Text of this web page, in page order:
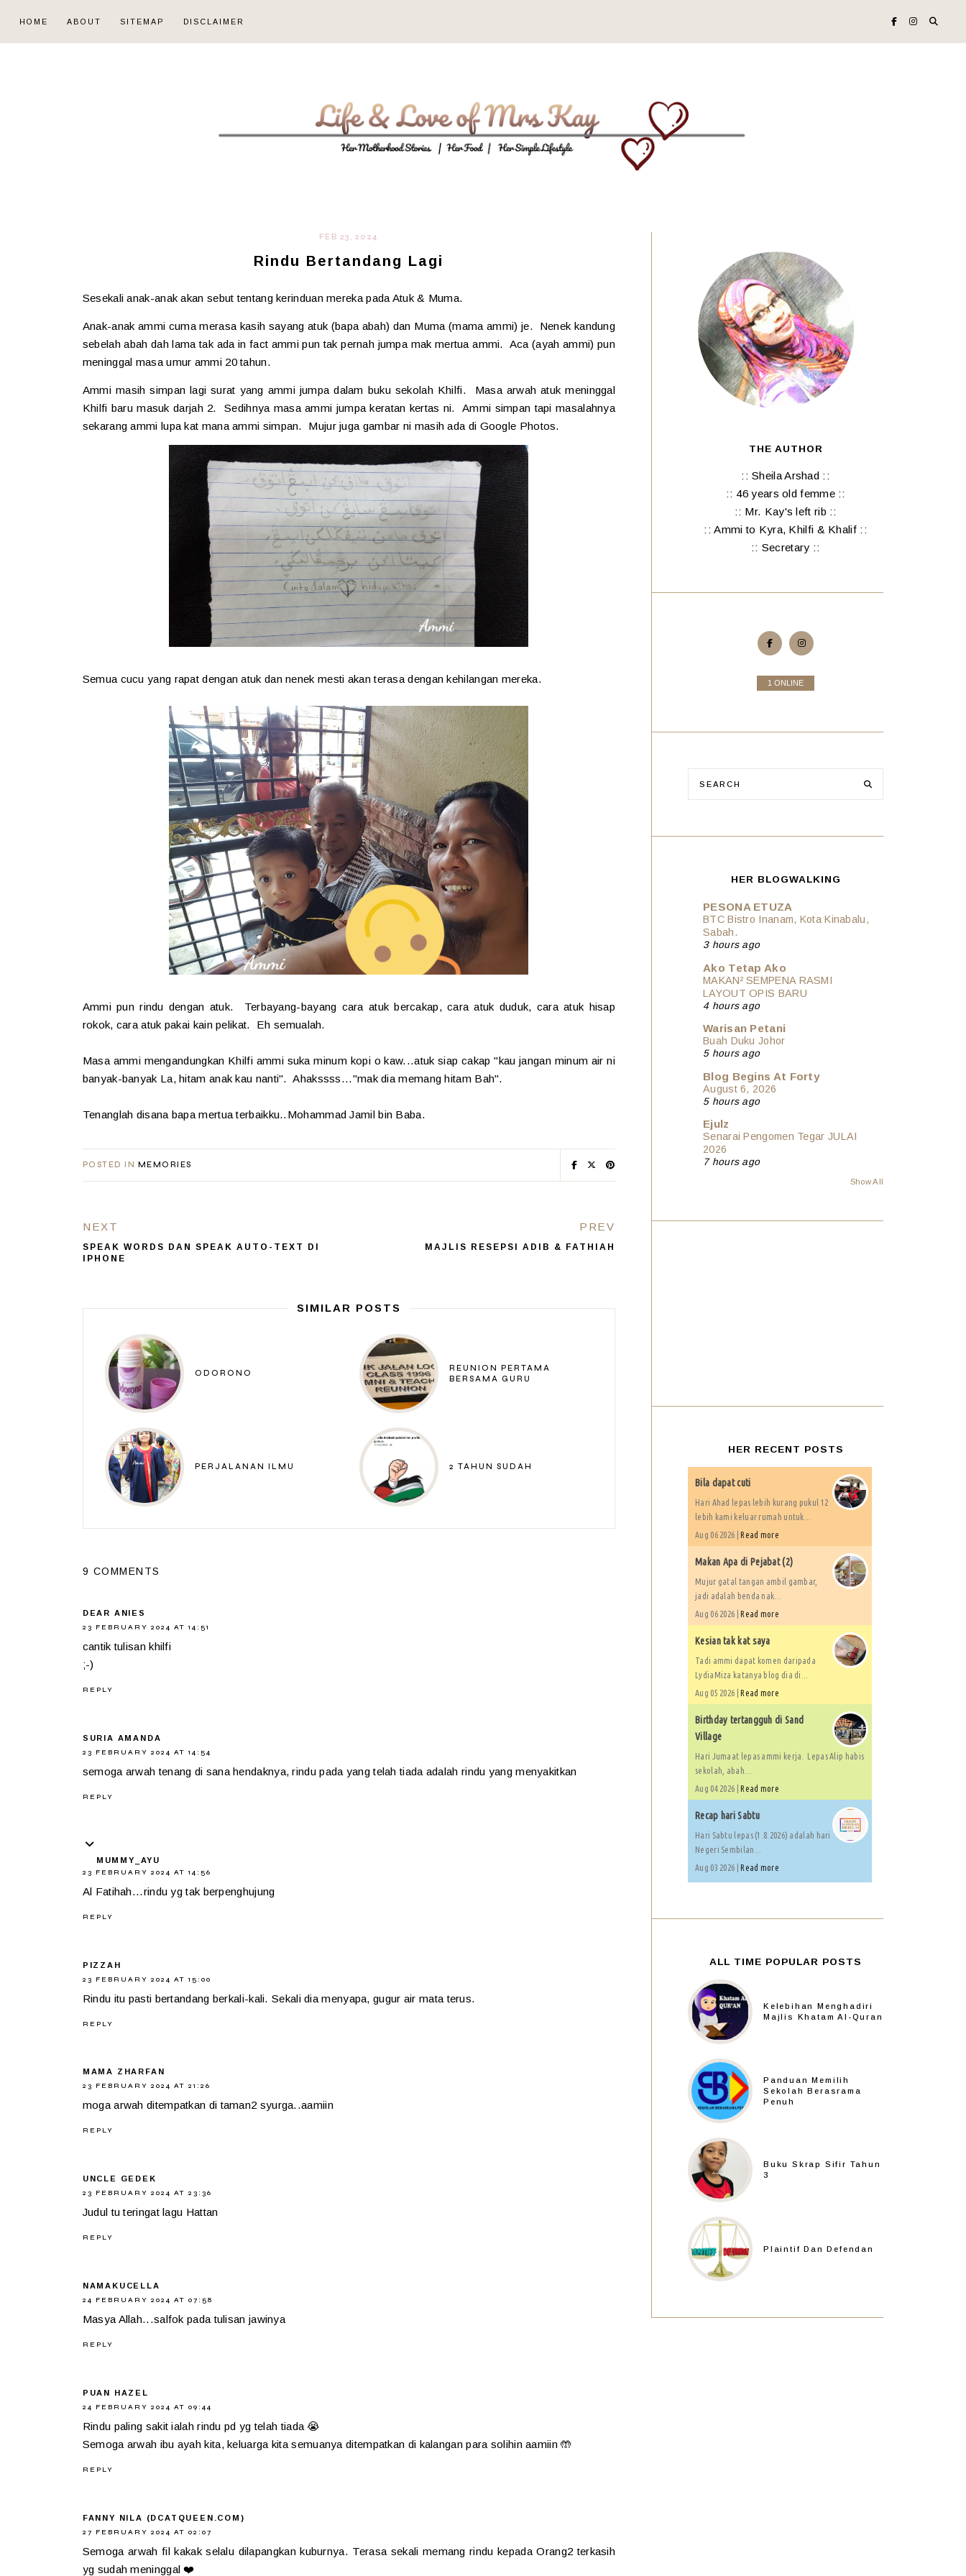
HOME ABOUT SITEMAP DISCLAIMER
FEB 23, 2024
Rindu Bertandang Lagi
Sesekali anak-anak akan sebut tentang kerinduan mereka pada Atuk & Muma.
Anak-anak ammi cuma merasa kasih sayang atuk (bapa abah) dan Muma (mama ammi) je. Nenek kandung
sebelah abah dah lama tak ada in fact ammi pun tak pernah jumpa mak mertua ammi. Aca (ayah ammi) pun
meninggal masa umur ammi 20 tahun.
Ammi masih simpan lagi surat yang ammi jumpa dalam buku sekolah Khilfi. Masa arwah atuk meninggal
Khilfi baru masuk darjah 2. Sedihnya masa ammi jumpa keratan kertas ni. Ammi simpan tapi masalahnya
sekarang ammi lupa kat mana ammi simpan. Mujur juga gambar ni masih ada di Google Photos.
Semua cucu yang rapat dengan atuk dan nenek mesti akan terasa dengan kehilangan mereka.
Ammi pun rindu dengan atuk. Terbayang-bayang cara atuk bercakap, cara atuk duduk, cara atuk hisap
rokok, cara atuk pakai kain pelikat. Eh semualah.
Masa ammi mengandungkan Khilfi ammi suka minum kopi o kaw...atuk siap cakap "kau jangan minum air ni
banyak-banyak La, hitam anak kau nanti". Ahakssss..."mak dia memang hitam Bah".
Tenanglah disana bapa mertua terbaikku..Mohammad Jamil bin Baba.
POSTED IN MEMORIES
NEXT
SPEAK WORDS DAN SPEAK AUTO-TEXT DI
IPHONE
PREV
MAJLIS RESEPSI ADIB & FATHIAH
SIMILAR POSTS
ODORONO
REUNION PERTAMA
BERSAMA GURU
PERJALANAN ILMU 2 TAHUN SUDAH
9 COMMENTS
DEAR ANIES
23 FEBRUARY 2024 AT 14:51
cantik tulisan khilfi
;-)
REPLY
SURIA AMANDA
23 FEBRUARY 2024 AT 14:54
semoga arwah tenang di sana hendaknya, rindu pada yang telah tiada adalah rindu yang menyakitkan
REPLY
MUMMY_AYU
23 FEBRUARY 2024 AT 14:56
Al Fatihah...rindu yg tak berpenghujung
REPLY
PIZZAH
23 FEBRUARY 2024 AT 15:00
Rindu itu pasti bertandang berkali-kali. Sekali dia menyapa, gugur air mata terus.
REPLY
MAMA ZHARFAN
23 FEBRUARY 2024 AT 21:26
moga arwah ditempatkan di taman2 syurga..aamiin
REPLY
UNCLE GEDEK
23 FEBRUARY 2024 AT 23:36
Judul tu teringat lagu Hattan
REPLY
NAMAKUCELLA
24 FEBRUARY 2024 AT 07:58
Masya Allah...salfok pada tulisan jawinya
REPLY
PUAN HAZEL
24 FEBRUARY 2024 AT 09:44
Rindu paling sakit ialah rindu pd yg telah tiada 😭
Semoga arwah ibu ayah kita, keluarga kita semuanya ditempatkan di kalangan para solihin aamiin 🤲
REPLY
FANNY NILA (DCATQUEEN.COM)
27 FEBRUARY 2024 AT 02:07
Semoga arwah fil kakak selalu dilapangkan kuburnya. Terasa sekali memang rindu kepada Orang2 terkasih
yg sudah meninggal ❤️
THE AUTHOR
:: Sheila Arshad ::
:: 46 years old femme ::
:: Mr. Kay's left rib ::
:: Ammi to Kyra, Khilfi & Khalif ::
:: Secretary ::
1 ONLINE
HER BLOGWALKING
PESONA ETUZA
BTC Bistro Inanam, Kota Kinabalu,
Sabah.
3 hours ago
Ako Tetap Ako
MAKAN² SEMPENA RASMI
LAYOUT OPIS BARU
4 hours ago
Warisan Petani
Buah Duku Johor
5 hours ago
Blog Begins At Forty
August 6, 2026
5 hours ago
Ejulz
Senarai Pengomen Tegar JULAI
2026
7 hours ago
Show All
HER RECENT POSTS
Bila dapat cuti
Hari Ahad lepas lebih kurang pukul 12
lebih kami keluar rumah untuk...
Aug 06 2026 | Read more
Makan Apa di Pejabat (2)
Mujur gatal tangan ambil gambar,
jadi adalah benda nak...
Aug 06 2026 | Read more
Kesian tak kat saya
Tadi ammi dapat komen daripada
LydiaMiza katanya blog dia di...
Aug 05 2026 | Read more
Birthday tertangguh di Sand
Village
Hari Jumaat lepas ammi kerja. Lepas Alip habis
sekolah, abah...
Aug 04 2026 | Read more
Recap hari Sabtu
Hari Sabtu lepas (1.8.2026) adalah hari
Negeri Sembilan...
Aug 03 2026 | Read more
ALL TIME POPULAR POSTS
Kelebihan Menghadiri
Majlis Khatam Al-Quran
Panduan Memilih
Sekolah Berasrama
Penuh
Buku Skrap Sifir Tahun
3
Plaintif Dan Defendan